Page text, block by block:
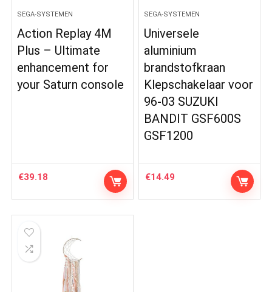
SEGA-SYSTEMEN
Action Replay 4M
Plus – Ultimate
enhancement for
your Saturn console
€39.18
SEGA-SYSTEMEN
Universele
aluminium
brandstofkraan
Klepschakelaar voor
96-03 SUZUKI
BANDIT GSF600S
GSF1200
€14.49